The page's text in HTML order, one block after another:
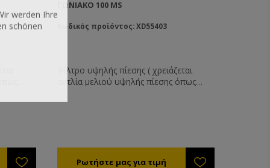
από
ΓΩΝΙΑΚΌ 100 MS
Κωδικός προϊόντος: XD55403
Φίλτρο υψηλής πίεσης ( χρειάζεται
αντλία μελιού υψηλής πίεσης όπως
Κατασκευασμένο εξολοκλήρου από
κουβούκλιο Το αφαιρούμενο φίλτρο
Την τάπα ασφάλιση με το περικόχλιο
werden Ihre
schönen